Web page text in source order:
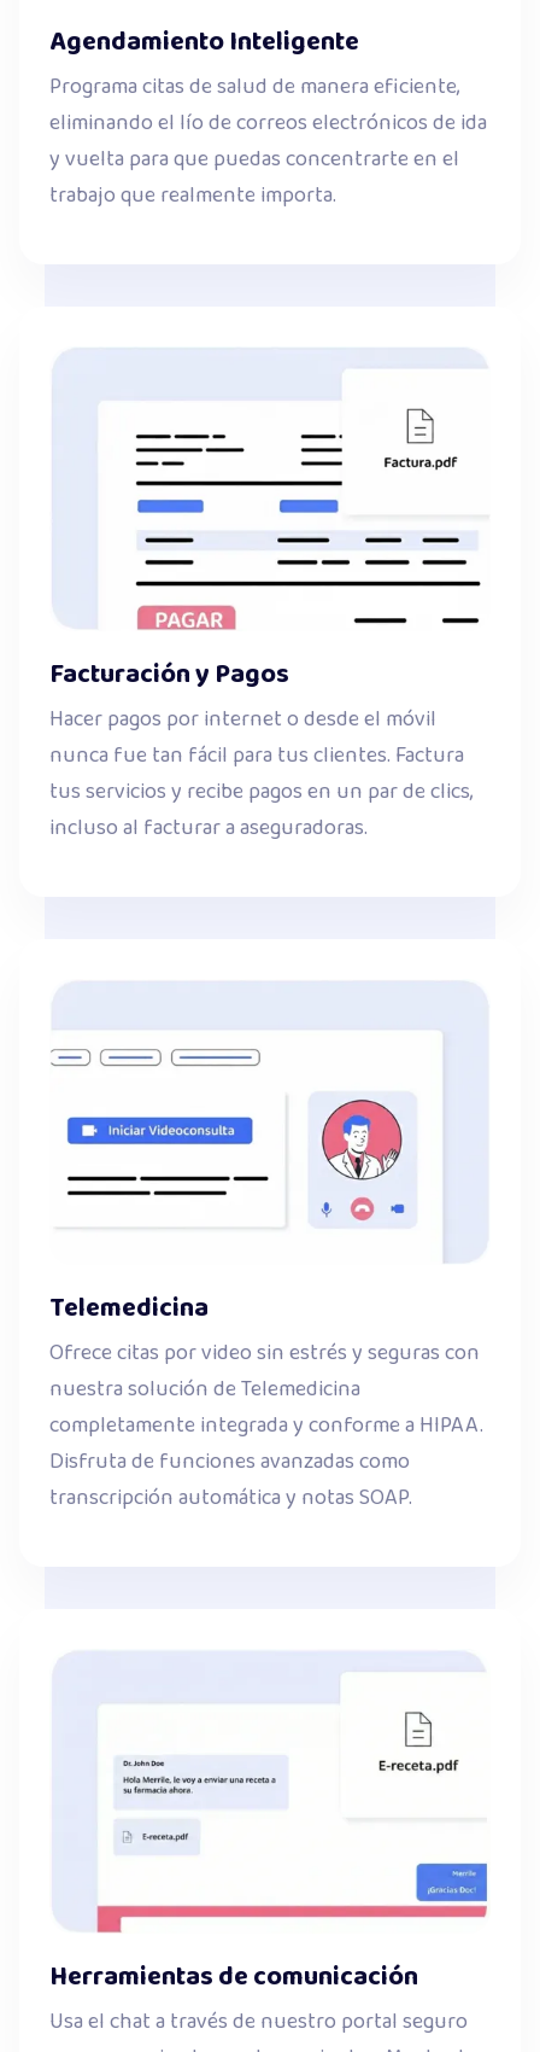
Agendamiento Inteligente
Programa citas de salud de manera eficiente,
eliminando el lío de correos electrónicos de ida
y vuelta para que puedas concentrarte en el
trabajo que realmente importa.
Facturación y Pagos
Hacer pagos por internet o desde el móvil
nunca fue tan fácil para tus clientes. Factura
tus servicios y recibe pagos en un par de clics,
incluso al facturar a aseguradoras.
Telemedicina
Ofrece citas por video sin estrés y seguras con
nuestra solución de Telemedicina
completamente integrada y conforme a HIPAA.
Disfruta de funciones avanzadas como
transcripción automática y notas SOAP.
Herramientas de comunicación
Usa el chat a través de nuestro portal seguro